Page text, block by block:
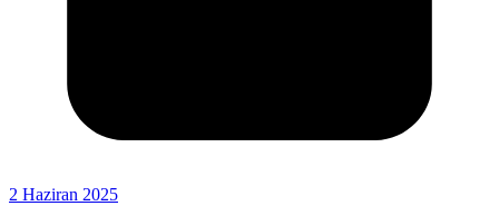
2 Haziran 2025